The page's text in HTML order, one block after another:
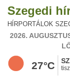
Szegedi
HÍRPORTÁLOK
2026.
27°C